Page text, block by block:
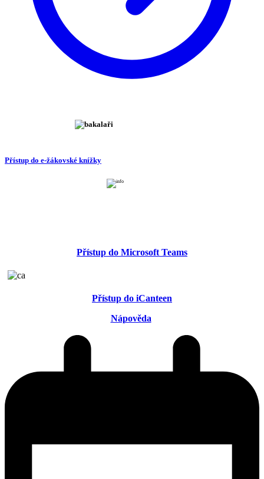
Přístup do e-žákovské knížky
Přístup do Microsoft Teams
Přístup do iCanteen
Nápověda